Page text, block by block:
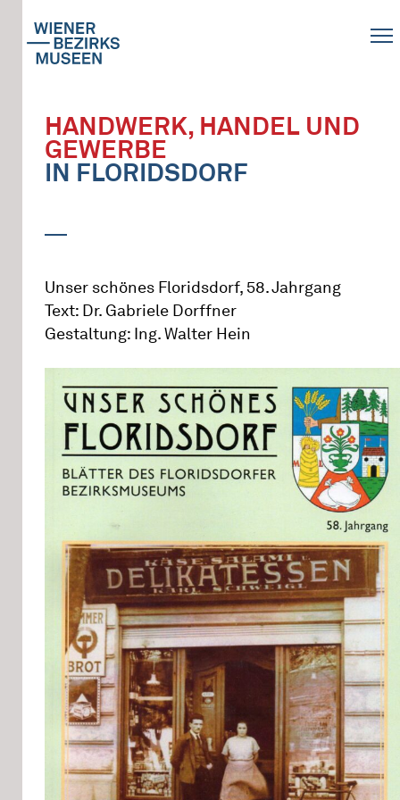
HANDWERK, HANDEL UND
GEWERBE
IN FLORIDSDORF
Unser schönes Floridsdorf, 58. Jahrgang
Text: Dr. Gabriele Dorffner
Gestaltung: Ing. Walter Hein